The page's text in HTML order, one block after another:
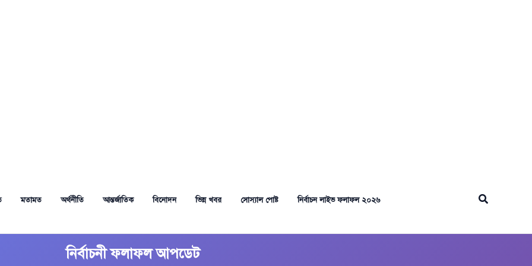
মতামত অর্থনীতি আন্তর্জাতিক বিনোদন ভিন্ন খবর সোস্যাল পোষ্ট নির্বাচন লাইভ ফলাফল ২০২৬ Search
নির্বাচনী ফলাফল আপডেট